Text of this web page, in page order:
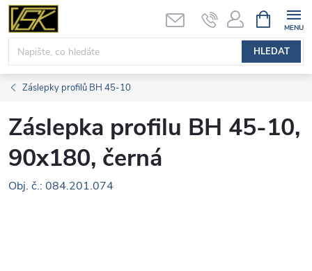
Přejít
obsah
HLEDAT
NÁKUPNÍ
KOŠÍK
Záslepky profilů BH 45-10
Záslepka profilu BH 45-10,
90x180, černá
Obj. č.: 084.201.074